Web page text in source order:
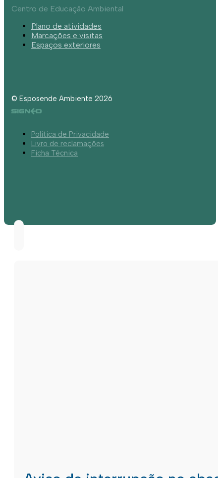
Centro de Educação Ambiental
Plano de atividades
Marcações e visitas
Espaços exteriores
© Esposende Ambiente 2026
Política de Privacidade
Livro de reclamações
Ficha Técnica